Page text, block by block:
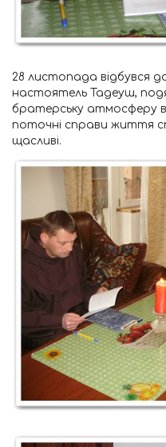
28 листопада відбувся
настоятель Тадеуш,
братерську атмосферу
поточні справи життя
щасливі.